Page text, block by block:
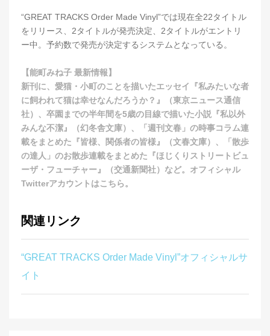
“GREAT TRACKS Order Made Vinyl”では現在全22タイトル
をリリース、2タイトルが発売決定、2タイトルがエントリ
ー中。予約数で発売が決定するシステムとなっている。
【能町みね子 最新情報】
新刊に、愛猫・小町のことを描いたエッセイ『私みたいな者
に飼われて猫は幸せなんだろうか？』（東京ニュース通信
社）、卒園までの半年間を5歳の目線で描いた小説『私以外
みんな不潔』（幻冬舎文庫）、「週刊文春」の時事コラム連
載をまとめた『皆様、関係者の皆様』（文春文庫）、「散歩
の達人」のお散歩連載をまとめた『ほじくりストリートビュ
ーザ・フューチャー』（交通新聞社）など。オフィシャル
Twitterアカウントはこちら。
関連リンク
“GREAT TRACKS Order Made Vinyl”オフィシャルサ
イト